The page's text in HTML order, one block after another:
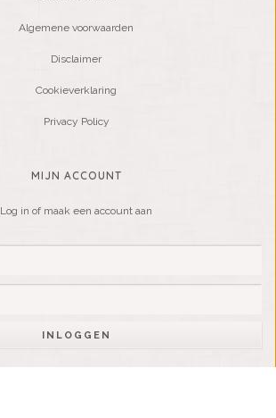
Algemene voorwaarden
Disclaimer
Cookieverklaring
Privacy Policy
MIJN ACCOUNT
Log in of maak een account aan
INLOGGEN